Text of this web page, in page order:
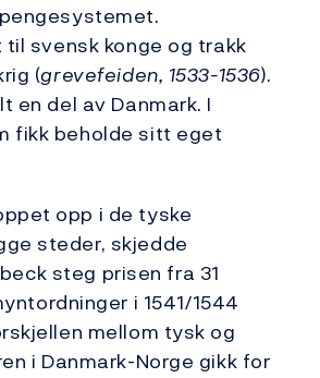
svensk konge og trakk
(grevefeiden, 1533-1536).
en del av Danmark. I
fikk beholde sitt eget
opp i de tyske
steder, skjedde
steg prisen fra 31
i 1541/1544
mellom tysk og
i Danmark-Norge gikk for